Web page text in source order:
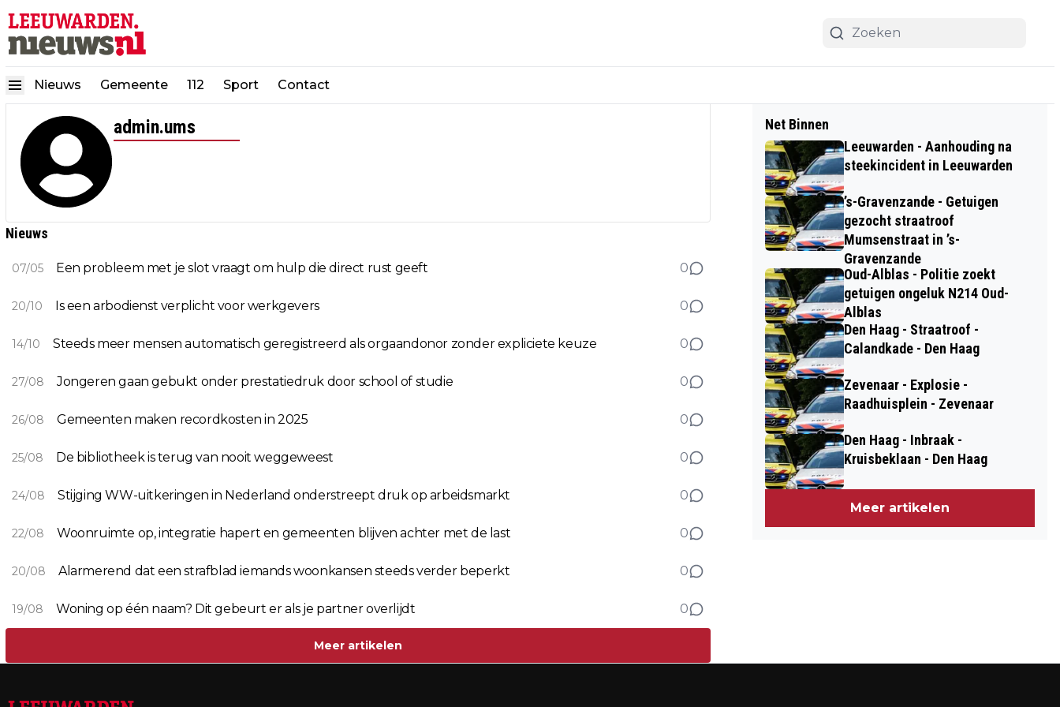
Nieuws Gemeente 112 Sport Contact
admin.ums
Nieuws
07/05 Een probleem met je slot vraagt om hulp die direct rust geeft 0
20/10 Is een arbodienst verplicht voor werkgevers 0
14/10 Steeds meer mensen automatisch geregistreerd als orgaandonor zonder expliciete keuze 0
27/08 Jongeren gaan gebukt onder prestatiedruk door school of studie 0
26/08 Gemeenten maken recordkosten in 2025 0
25/08 De bibliotheek is terug van nooit weggeweest 0
24/08 Stijging WW-uitkeringen in Nederland onderstreept druk op arbeidsmarkt 0
22/08 Woonruimte op, integratie hapert en gemeenten blijven achter met de last 0
20/08 Alarmerend dat een strafblad iemands woonkansen steeds verder beperkt 0
19/08 Woning op één naam? Dit gebeurt er als je partner overlijdt 0
Meer artikelen
Net Binnen
Leeuwarden - Aanhouding na
steekincident in Leeuwarden
’s-Gravenzande - Getuigen
gezocht straatroof
Mumsenstraat in ’s-
Gravenzande
Oud-Alblas - Politie zoekt
getuigen ongeluk N214 Oud-
Alblas
Den Haag - Straatroof -
Calandkade - Den Haag
Zevenaar - Explosie -
Raadhuisplein - Zevenaar
Den Haag - Inbraak -
Kruisbeklaan - Den Haag
Meer artikelen